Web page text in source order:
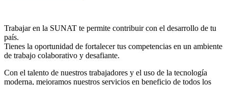
Trabajar en la SUNAT te permite contribuir con el desarrollo de tu
país.
Tienes la oportunidad de fortalecer tus competencias en un ambiente
de trabajo colaborativo y desafiante.
Con el talento de nuestros trabajadores y el uso de la tecnología
moderna, mejoramos nuestros servicios en beneficio de todos los